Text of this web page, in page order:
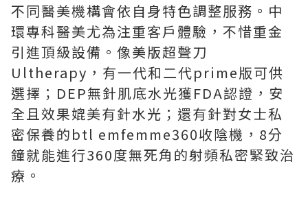
不同醫美機構會依自身特色調整服務。中
環專科醫美尤為注重客戶體驗，不惜重金
引進頂級設備。像美版超聲刀
Ultherapy，有一代和二代prime版可供
選擇；DEP無針肌底水光獲FDA認證，安
全且效果媲美有針水光；還有針對女士私
密保養的btl emfemme360收陰機，8分
鐘就能進行360度無死角的射頻私密緊致治
療。